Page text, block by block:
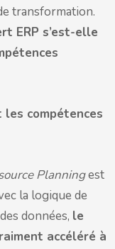
transformation.
ERP s’est-elle
compétences
Planningest
la logique de
données, le
accéléré à